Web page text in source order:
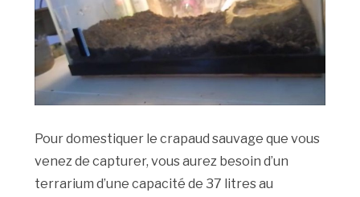
Pour domestiquer le crapaud sauvage que vous
venez de capturer, vous aurez besoin d’un
terrarium d’une capacité de 37 litres au